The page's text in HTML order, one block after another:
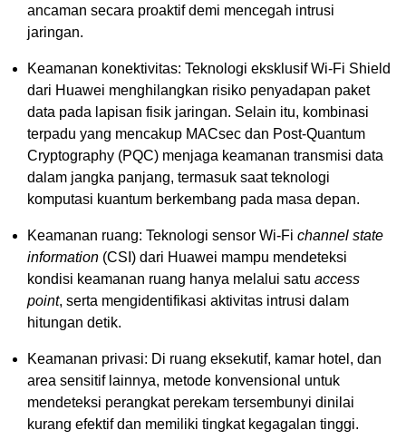
ancaman secara proaktif demi mencegah intrusi
jaringan.
Keamanan konektivitas: Teknologi eksklusif Wi-Fi Shield
dari Huawei menghilangkan risiko penyadapan paket
data pada lapisan fisik jaringan. Selain itu, kombinasi
terpadu yang mencakup MACsec dan Post-Quantum
Cryptography (PQC) menjaga keamanan transmisi data
dalam jangka panjang, termasuk saat teknologi
komputasi kuantum berkembang pada masa depan.
Keamanan ruang: Teknologi sensor Wi-Fi channel state
information (CSI) dari Huawei mampu mendeteksi
kondisi keamanan ruang hanya melalui satu access
point, serta mengidentifikasi aktivitas intrusi dalam
hitungan detik.
Keamanan privasi: Di ruang eksekutif, kamar hotel, dan
area sensitif lainnya, metode konvensional untuk
mendeteksi perangkat perekam tersembunyi dinilai
kurang efektif dan memiliki tingkat kegagalan tinggi.